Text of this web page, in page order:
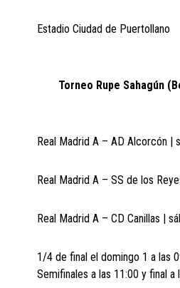
Estadio Ciudad de Puertollano
Torneo Rupe Sahagún
Real Madrid A – AD Alcorcón |
Real Madrid A – SS de los
Real Madrid A – CD Canillas |
1/4 de final el domingo 1 a las
Semifinales a las 11:00 y final a